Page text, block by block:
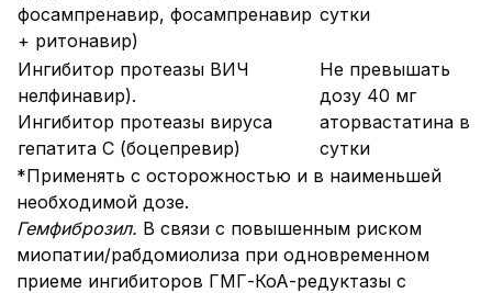
фосампренавир, фосампренавир
+ ритонавир)
сутки
Ингибитор протеазы ВИЧ
нелфинавир).
Ингибитор протеазы вируса
гепатита С (боцепревир)
Не превышать
дозу 40 мг
аторвастатина в
сутки
*Применять с осторожностью и в наименьшей
необходимой дозе.
Гемфиброзил. В связи с повышенным риском
миопатии/рабдомиолиза при одновременном
приеме ингибиторов ГМГ-КоА-редуктазы с